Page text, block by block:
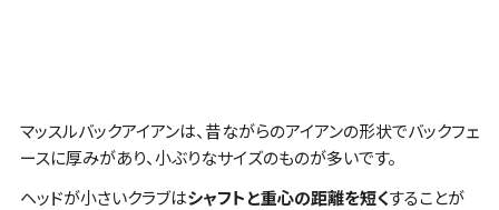
マッスルバックアイアンは、昔ながらのアイアンの形状でバックフェ
ースに厚みがあり、小ぶりなサイズのものが多いです。
ヘッドが小さいクラブはシャフトと重心の距離を短くすることが